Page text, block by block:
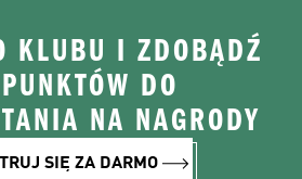
KLUBU I ZDOBĄDŹ
DO
NA NAGRODY
SIĘ ZA DARMO